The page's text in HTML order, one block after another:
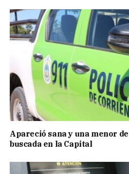
Apareció sana y una menor
buscada en la Capital